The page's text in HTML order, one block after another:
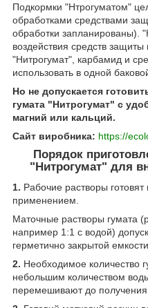
Подкормки "Нтрогуматом"
обработками средствами
обработки запланированы).
воздействия средств защиты
"Нитрогумат", карбамид и
использовать в одной
Но не допускается
гумата "Нитрогумат" с
магний или кальций.
Сайт виробника: https://
Порядок
"Нитрогумат" для
1. Рабочие растворы
применением.
Маточные растворы гумата
например 1:1 с водой)
герметично закрытой
2. Необходимое количество
небольшим количеством
перемешивают до получения